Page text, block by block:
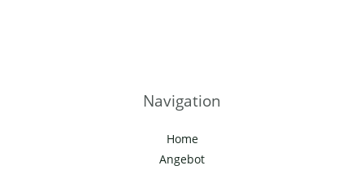
Navigation
Home
Angebot